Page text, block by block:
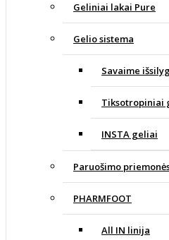
Geliniai lakai Pure
Gelio sistema
Savaime
Tiksotropiniai
INSTA geliai
Paruošimo
PHARMFOOT
All IN linija